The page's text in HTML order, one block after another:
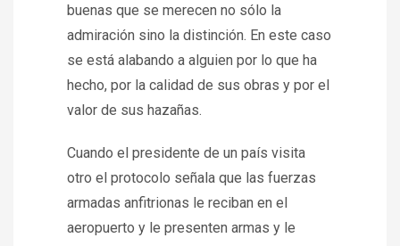
buenas que se merecen no sólo la
admiración sino la distinción. En este caso
se está alabando a alguien por lo que ha
hecho, por la calidad de sus obras y por el
valor de sus hazañas.
Cuando el presidente de un país visita
otro el protocolo señala que las fuerzas
armadas anfitrionas le reciban en el
aeropuerto y le presenten armas y le